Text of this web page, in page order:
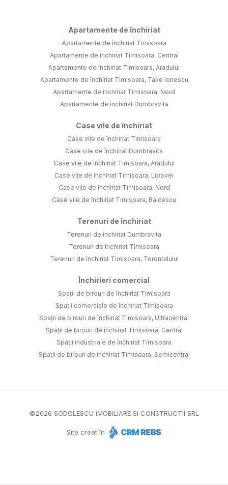
Apartamente de închiriat
Apartamente de închiriat Timisoara
Apartamente de închiriat Timisoara, Central
Apartamente de închiriat Timisoara, Aradului
Apartamente de închiriat Timisoara, Take Ionescu
Apartamente de închiriat Timisoara, Nord
Apartamente de închiriat Dumbravita
Case vile de închiriat
Case vile de închiriat Timisoara
Case vile de închiriat Dumbravita
Case vile de închiriat Timisoara, Aradului
Case vile de închiriat Timisoara, Lipovei
Case vile de închiriat Timisoara, Nord
Case vile de închiriat Timisoara, Balcescu
Terenuri de închiriat
Terenuri de închiriat Dumbravita
Terenuri de închiriat Timisoara
Terenuri de închiriat Timisoara, Torontalului
Închirieri comercial
Spații de birouri de închiriat Timisoara
Spații comerciale de închiriat Timisoara
Spații de birouri de închiriat Timisoara, Ultracentral
Spații de birouri de închiriat Timisoara, Central
Spații industriale de închiriat Timisoara
Spații de birouri de închiriat Timisoara, Semicentral
©2026 SODOLESCU IMOBILIARE SI CONSTRUCTII SRL
Site creat în